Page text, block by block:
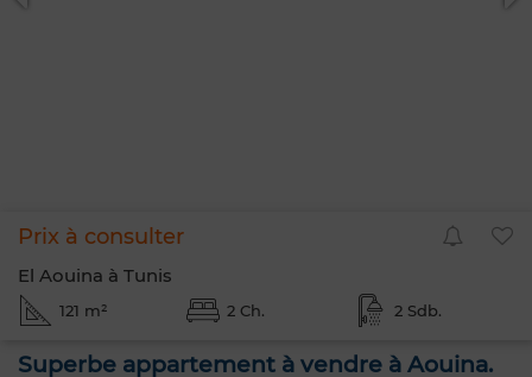
Prix à consulter
El Aouina à Tunis
121 m² 2 Ch. 2 Sdb.
Superbe appartement à vendre à Aouina.